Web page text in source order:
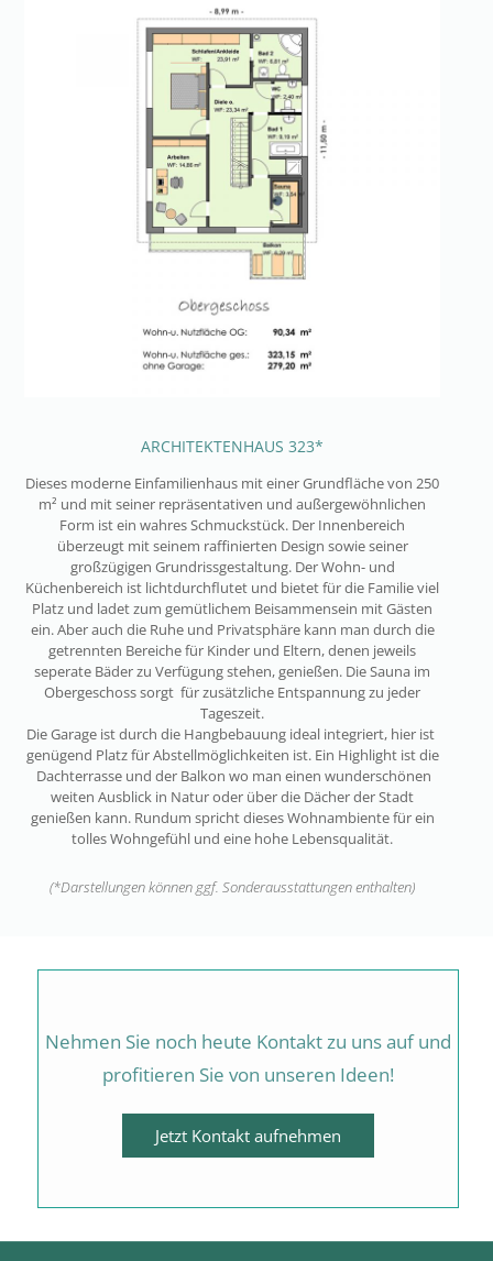
ARCHITEKTENHAUS 323*
Dieses moderne Einfamilienhaus mit einer Grundfläche von 250
m² und mit seiner repräsentativen und außergewöhnlichen
Form ist ein wahres Schmuckstück. Der Innenbereich
überzeugt mit seinem raffinierten Design sowie seiner
großzügigen Grundrissgestaltung. Der Wohn- und
Küchenbereich ist lichtdurchflutet und bietet für die Familie viel
Platz und ladet zum gemütlichem Beisammensein mit Gästen
ein. Aber auch die Ruhe und Privatsphäre kann man durch die
getrennten Bereiche für Kinder und Eltern, denen jeweils
seperate Bäder zu Verfügung stehen, genießen. Die Sauna im
Obergeschoss sorgt für zusätzliche Entspannung zu jeder
Tageszeit.
Die Garage ist durch die Hangbebauung ideal integriert, hier ist
genügend Platz für Abstellmöglichkeiten ist. Ein Highlight ist die
Dachterrasse und der Balkon wo man einen wunderschönen
weiten Ausblick in Natur oder über die Dächer der Stadt
genießen kann. Rundum spricht dieses Wohnambiente für ein
tolles Wohngefühl und eine hohe Lebensqualität.
(*Darstellungen können ggf. Sonderausstattungen enthalten)
Nehmen Sie noch heute Kontakt zu uns auf und
profitieren Sie von unseren Ideen!
Jetzt Kontakt aufnehmen